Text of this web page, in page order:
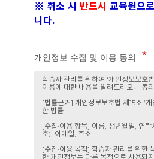
※ 취소 시 반드시 교육원으
니다.
개인정보 수집 및 이용 동의